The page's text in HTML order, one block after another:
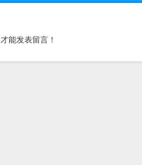
才能发表留言！